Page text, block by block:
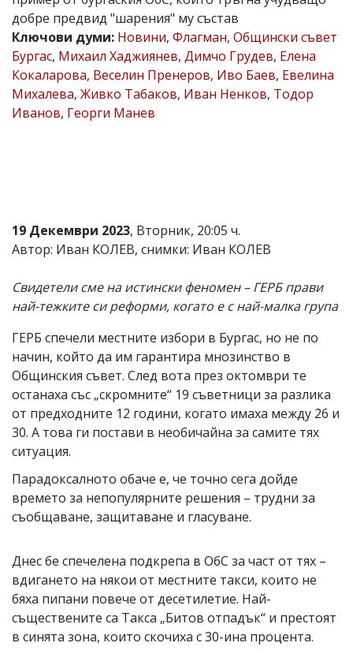
Коментарите
под
статиите
се
въвеждат
от
читателите
и
откриете
обиден
за
коментар,
моля
сигнализирайте
добре предвид "шарения" му състав
Ключови думи: Новини, Флагман, Общински съвет
Бургас, Михаил Хаджиянев, Димчо Грудев, Елена
Кокаларова, Веселин Пренеров, Иво Баев, Евелина
Михалева, Живко Табаков, Иван Ненков, Тодор
Иванов, Георги Манев
19 Декември 2023, Вторник, 20:05 ч.
Автор: Иван КОЛЕВ, снимки: Иван КОЛЕВ
Свидетели сме на истински феномен – ГЕРБ прави
най-тежките си реформи, когато е с най-малка група
ГЕРБ спечели местните избори в Бургас, но не по
начин, който да им гарантира мнозинство в
Общинския съвет. След вота през октомври те
останаха със „скромните“ 19 съветници за разлика
от предходните 12 години, когато имаха между 26 и
30. А това ги постави в необичайна за самите тях
ситуация.
Парадоксалното обаче е, че точно сега дойде
времето за непопулярните решения – трудни за
съобщаване, защитаване и гласуване.
Днес бе спечелена подкрепа в ОбС за част от тях –
вдигането на някои от местните такси, които не
бяха пипани повече от десетилетие. Най-
съществените са Такса „Битов отпадък“ и престоят
в синята зона, които скочиха с 30-ина процента.